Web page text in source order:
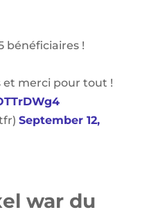
bénéficiaires !
et merci pour tout !
September 12,
war du